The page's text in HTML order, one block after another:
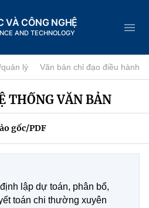
VÀ CÔNG NGHỆ
AND TECHNOLOGY
lý Văn bản chỉ đạo điều hành
THỐNG VĂN BẢN
gốc/PDF
lập dự toán, phân bổ,
toán chi thường xuyên